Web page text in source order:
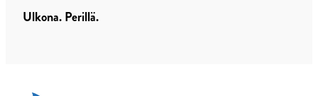
Ulkona. Perillä.